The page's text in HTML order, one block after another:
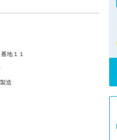
地１１
製造